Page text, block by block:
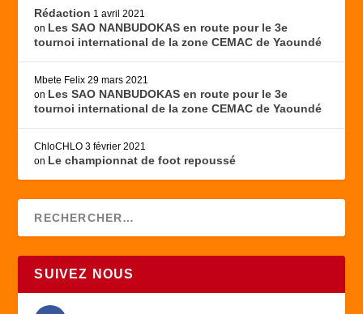
Rédaction 1 avril 2021
on Les SAO NANBUDOKAS en route pour le 3e
tournoi international de la zone CEMAC de Yaoundé
Mbete Felix 29 mars 2021
on Les SAO NANBUDOKAS en route pour le 3e
tournoi international de la zone CEMAC de Yaoundé
ChloCHLO 3 février 2021
on Le championnat de foot repoussé
SUIVEZ NOUS